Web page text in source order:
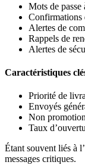
Mots de
Confirmations
Alertes de
Rappels de
Alertes de
Caractéristiques
Priorité de
Envoyés
Non
Taux
Étant souvent liés à
messages critiques.